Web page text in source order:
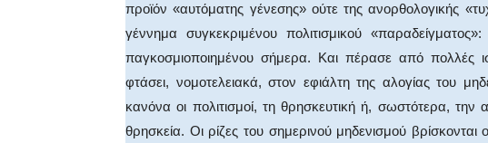
προϊόν «αυτόματης γένεσης» ούτε της ανορθολογικής
γέννημα συγκεκριμένου πολιτισμικού
παγκοσμιοποιημένου σήμερα. Kαι πέρασε από πολλές
φτάσει, νομοτελειακά, στον εφιάλτη της αλογίας του
κανόνα οι πολιτισμοί, τη θρησκευτική ή, σωστότερα,
θρησκεία. Oι ρίζες του σημερινού μηδενισμού